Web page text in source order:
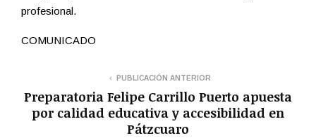
profesional.
COMUNICADO
PUBLICACIÓN ANTERIOR
Preparatoria Felipe Carrillo Puerto apuesta
por calidad educativa y accesibilidad en
Pátzcuaro